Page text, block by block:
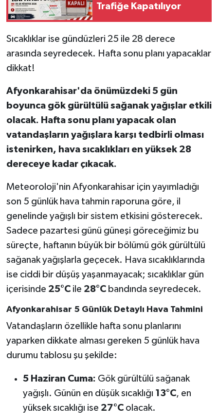
Trafiğe Kapatılıyor
Sıcaklıklar ise gündüzleri 25 ile 28 derece
arasında seyredecek. Hafta sonu planı yapacaklar
dikkat!
Afyonkarahisar'da önümüzdeki 5 gün
boyunca gök gürültülü sağanak yağışlar etkili
olacak. Hafta sonu planı yapacak olan
vatandaşların yağışlara karşı tedbirli olması
istenirken, hava sıcaklıkları en yüksek 28
dereceye kadar çıkacak.
Meteoroloji'nin Afyonkarahisar için yayımladığı
son 5 günlük hava tahmin raporuna göre, il
genelinde yağışlı bir sistem etkisini gösterecek.
Sadece pazartesi günü güneşi göreceğimiz bu
süreçte, haftanın büyük bir bölümü gök gürültülü
sağanak yağışlarla geçecek. Hava sıcaklıklarında
ise ciddi bir düşüş yaşanmayacak; sıcaklıklar gün
içerisinde 25°Cile 28°Cbandında seyredecek.
Afyonkarahisar 5 Günlük Detaylı Hava Tahmini
Vatandaşların özellikle hafta sonu planlarını
yaparken dikkate alması gereken 5 günlük hava
durumu tablosu şu şekilde:
5 Haziran Cuma: Gök gürültülü sağanak
yağışlı. Günün en düşük sıcaklığı 13°C, en
yüksek sıcaklığı ise 27°Colacak.